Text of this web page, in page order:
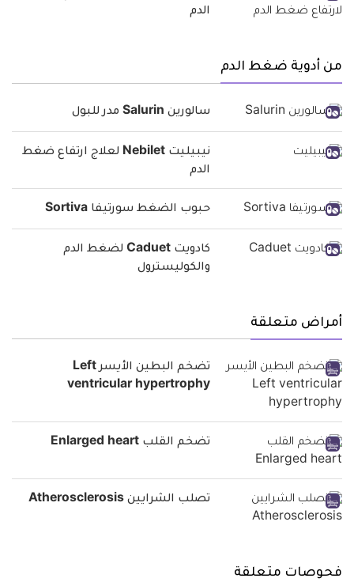
الدم
من أدوية ضغط الدم
سالورين Salurin مدر للبول
نيبيليت Nebilet لعلاج ارتفاع ضغط
الدم
حبوب الضغط سورتيفا Sortiva
كادويت Caduet لضغط الدم
والكوليسترول
أمراض متعلقة
تضخم البطين الأيسر Left
ventricular hypertrophy
تضخم القلب Enlarged heart
تصلب الشرايين Atherosclerosis
فحوصات متعلقة